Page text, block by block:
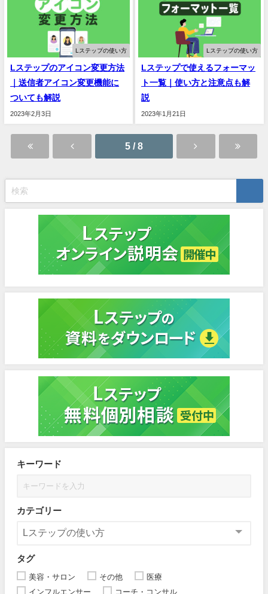
Lステップの使い方
Lステップのアイコン変更方法
｜送信者アイコン変更機能に
ついても解説
2023年2月3日
Lステップの使い方
Lステップで使えるフォーマッ
ト一覧｜使い方と注意点も解
説
2023年1月21日
5 / 8
キーワード
カテゴリー
タグ
美容・サロン その他
医療
インフルエンサー
コーチ・コンサル